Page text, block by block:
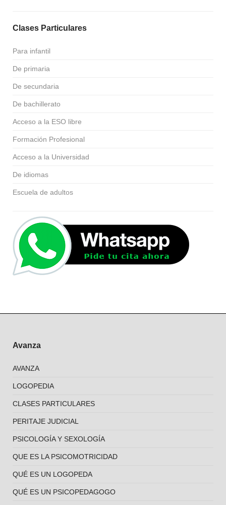
Clases Particulares
Para infantil
De primaria
De secundaria
De bachillerato
Acceso a la ESO libre
Formación Profesional
Acceso a la Universidad
De idiomas
Escuela de adultos
Avanza
AVANZA
LOGOPEDIA
CLASES PARTICULARES
PERITAJE JUDICIAL
PSICOLOGÍA Y SEXOLOGÍA
QUE ES LA PSICOMOTRICIDAD
QUÉ ES UN LOGOPEDA
QUÉ ES UN PSICOPEDAGOGO